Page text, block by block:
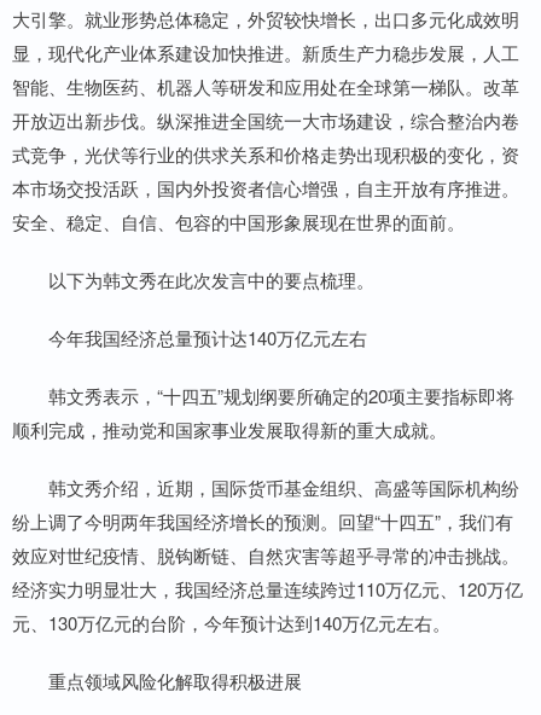
大引擎。就业形势总体稳定，外贸较快增长，出口多元化成效明
显，现代化产业体系建设加快推进。新质生产力稳步发展，人工
智能、生物医药、机器人等研发和应用处在全球第一梯队。改革
开放迈出新步伐。纵深推进全国统一大市场建设，综合整治内卷
式竞争，光伏等行业的供求关系和价格走势出现积极的变化，资
本市场交投活跃，国内外投资者信心增强，自主开放有序推进。
安全、稳定、自信、包容的中国形象展现在世界的面前。
以下为韩文秀在此次发言中的要点梳理。
今年我国经济总量预计达140万亿元左右
韩文秀表示，“十四五”规划纲要所确定的20项主要指标即将
顺利完成，推动党和国家事业发展取得新的重大成就。
韩文秀介绍，近期，国际货币基金组织、高盛等国际机构纷
纷上调了今明两年我国经济增长的预测。回望“十四五”，我们有
效应对世纪疫情、脱钩断链、自然灾害等超乎寻常的冲击挑战。
经济实力明显壮大，我国经济总量连续跨过110万亿元、120万亿
元、130万亿元的台阶，今年预计达到140万亿元左右。
重点领域风险化解取得积极进展